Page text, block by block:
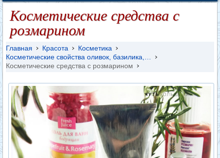
Косметические средства с
розмарином
Главная Красота
Косметика
Косметические свойства оливок, базилика,…
Косметические средства с розмарином